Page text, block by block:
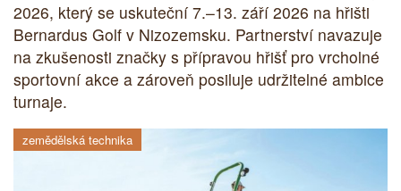
2026, který se uskuteční 7.–13. září 2026 na hřišti
Bernardus Golf v Nizozemsku. Partnerství navazuje
na zkušenosti značky s přípravou hřišť pro vrcholné
sportovní akce a zároveň posiluje udržitelné ambice
turnaje.
zemědělská technika